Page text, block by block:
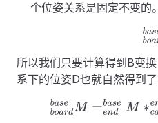
个位姿关系是固定不变的。
oar
所以我们只要计算得到B变
系下的位姿D也就自然得到了
baseM=endbas eM∗c